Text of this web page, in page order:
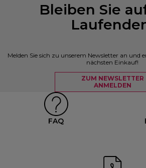
Bleiben Sie
Melden Sie sich zu unserem Newsletter an und
nächsten Einkauf!
ZUM NEWSLETTER
ANMELDEN
FAQ